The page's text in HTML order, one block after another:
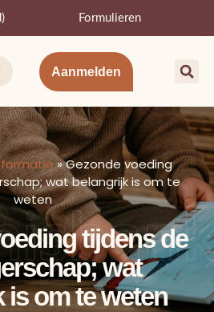
Formulieren
Aanmelden
»Gezonde voeding
wat belangrijk is om te
weten
tijdens de
wat
is om te weten